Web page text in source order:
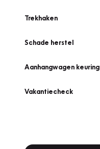
Trekhaken
Schade herstel
Aanhangwagen keuring
Vakantiecheck